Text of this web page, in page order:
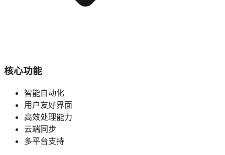
核心功能
智能自动化
用户友好界面
高效处理能力
云端同步
多平台支持